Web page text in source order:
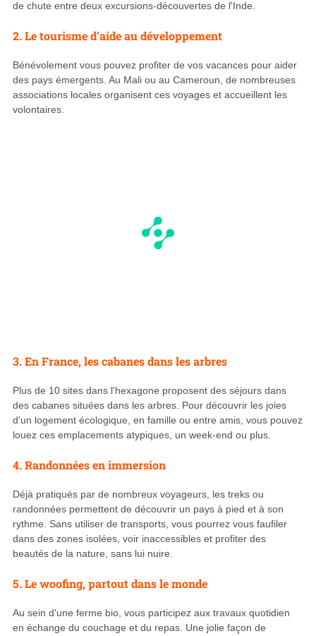
de chute entre deux excursions-découvertes de l'Inde.
2. Le tourisme d’aide au développement
Bénévolement vous pouvez profiter de vos vacances pour aider
des pays émergents. Au Mali ou au Cameroun, de nombreuses
associations locales organisent ces voyages et accueillent les
volontaires.
3. En France, les cabanes dans les arbres
Plus de 10 sites dans l'hexagone proposent des séjours dans
des cabanes situées dans les arbres. Pour découvrir les joies
d'un logement écologique, en famille ou entre amis, vous pouvez
louez ces emplacements atypiques, un week-end ou plus.
4. Randonnées en immersion
Déjà pratiqués par de nombreux voyageurs, les treks ou
randonnées permettent de découvrir un pays à pied et à son
rythme. Sans utiliser de transports, vous pourrez vous faufiler
dans des zones isolées, voir inaccessibles et profiter des
beautés de la nature, sans lui nuire.
5. Le woofing, partout dans le monde
Au sein d'une ferme bio, vous participez aux travaux quotidien
en échange du couchage et du repas. Une jolie façon de